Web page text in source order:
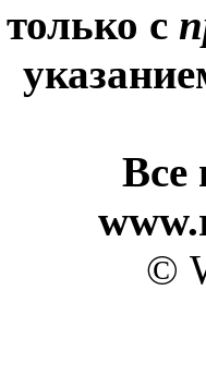
только с
Все
©